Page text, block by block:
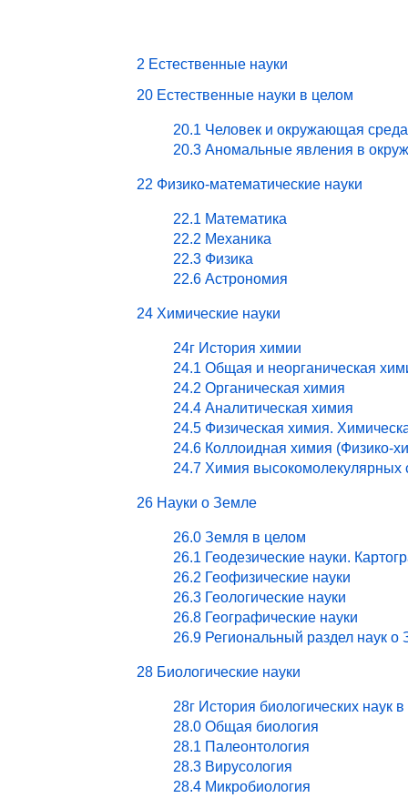
2 Естественные науки
20 Естественные науки в целом
20.1 Человек и окружающая
20.3 Аномальные явления в
22 Физико-математические науки
22.1 Математика
22.2 Механика
22.3 Физика
22.6 Астрономия
24 Химические науки
24г История химии
24.1 Общая и неорганическая
24.2 Органическая химия
24.4 Аналитическая химия
24.5 Физическая химия.
24.6 Коллоидная химия (Физико-
24.7 Химия высокомолекулярных
26 Науки о Земле
26.0 Земля в целом
26.1 Геодезические науки.
26.2 Геофизические науки
26.3 Геологические науки
26.8 Географические науки
26.9 Региональный раздел наук о
28 Биологические науки
28г История биологических наук
28.0 Общая биология
28.1 Палеонтология
28.3 Вирусология
28.4 Микробиология